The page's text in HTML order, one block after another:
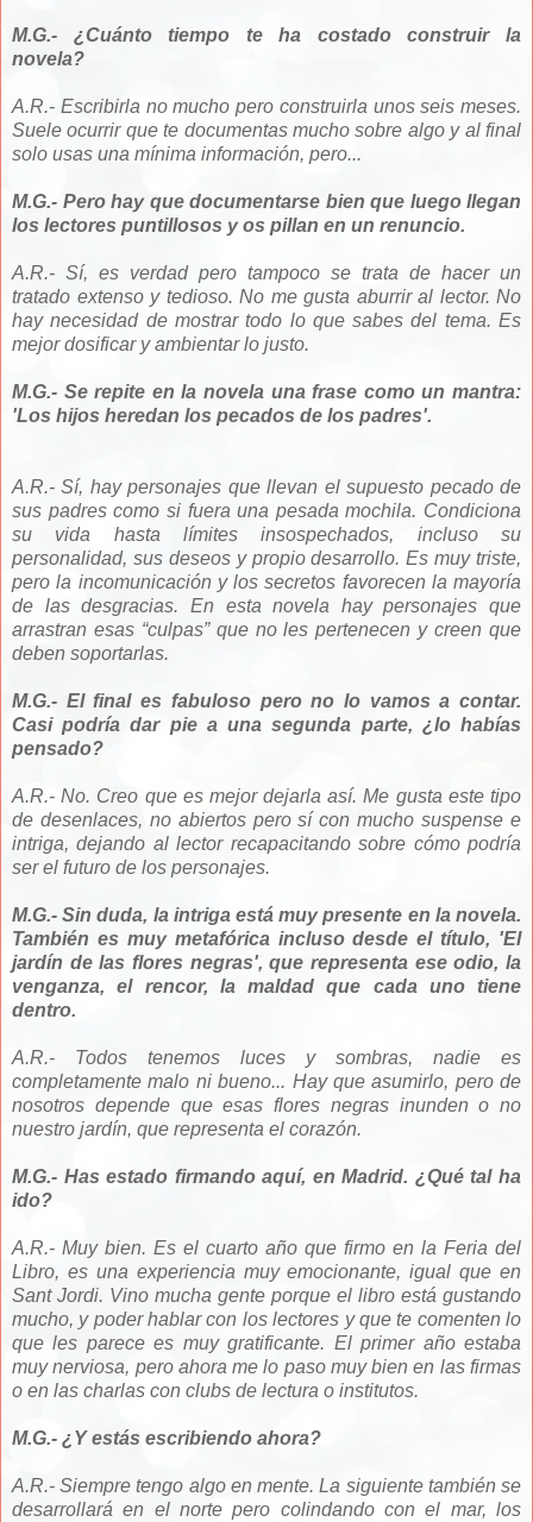
M.G.- ¿Cuánto tiempo te ha costado construir la
novela?
A.R.- Escribirla no mucho pero construirla unos seis meses.
Suele ocurrir que te documentas mucho sobre algo y al final
solo usas una mínima información, pero...
M.G.- Pero hay que documentarse bien que luego llegan
los lectores puntillosos y os pillan en un renuncio.
A.R.- Sí, es verdad pero tampoco se trata de hacer un
tratado extenso y tedioso. No me gusta aburrir al lector. No
hay necesidad de mostrar todo lo que sabes del tema. Es
mejor dosificar y ambientar lo justo.
M.G.- Se repite en la novela una frase como un mantra:
'Los hijos heredan los pecados de los padres'.
A.R.- Sí, hay personajes que llevan el supuesto pecado de
sus padres como si fuera una pesada mochila. Condiciona
su vida hasta límites insospechados, incluso su
personalidad, sus deseos y propio desarrollo. Es muy triste,
pero la incomunicación y los secretos favorecen la mayoría
de las desgracias. En esta novela hay personajes que
arrastran esas “culpas” que no les pertenecen y creen que
deben soportarlas.
M.G.- El final es fabuloso pero no lo vamos a contar.
Casi podría dar pie a una segunda parte, ¿lo habías
pensado?
A.R.- No. Creo que es mejor dejarla así. Me gusta este tipo
de desenlaces, no abiertos pero sí con mucho suspense e
intriga, dejando al lector recapacitando sobre cómo podría
ser el futuro de los personajes.
M.G.- Sin duda, la intriga está muy presente en la novela.
También es muy metafórica incluso desde el título, 'El
jardín de las flores negras', que representa ese odio, la
venganza, el rencor, la maldad que cada uno tiene
dentro.
A.R.- Todos tenemos luces y sombras, nadie es
completamente malo ni bueno... Hay que asumirlo, pero de
nosotros depende que esas flores negras inunden o no
nuestro jardín, que representa el corazón.
M.G.- Has estado firmando aquí, en Madrid. ¿Qué tal ha
ido?
A.R.- Muy bien. Es el cuarto año que firmo en la Feria del
Libro, es una experiencia muy emocionante, igual que en
Sant Jordi. Vino mucha gente porque el libro está gustando
mucho, y poder hablar con los lectores y que te comenten lo
que les parece es muy gratificante. El primer año estaba
muy nerviosa, pero ahora me lo paso muy bien en las firmas
o en las charlas con clubs de lectura o institutos.
M.G.- ¿Y estás escribiendo ahora?
A.R.- Siempre tengo algo en mente. La siguiente también se
desarrollará en el norte pero colindando con el mar, los